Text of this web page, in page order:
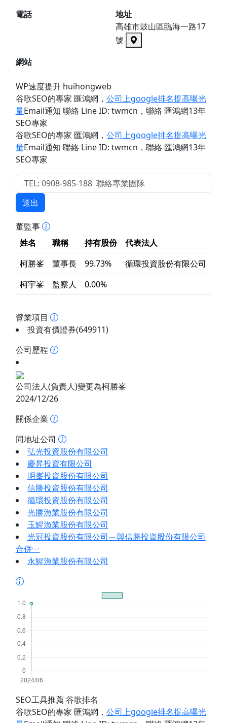
電話
地址
高雄市鼓山區臨海一路17
號
網站
WP速度提升 huihongweb
谷歌SEO的專家 匯鴻網 ， 公司上google排名提高曝光
量Email通知 聯絡 Line ID: twmcn ，聯絡 匯鴻網13年
SEO專家
谷歌SEO的專家 匯鴻網 ， 公司上google排名提高曝光
量Email通知 聯絡 Line ID: twmcn ，聯絡 匯鴻網13年
SEO專家
送出
董監事
姓名
職稱 持有股份
代表法人
柯勝峯
董事長 99.73%
循環投資股份有限公司
柯宇峯
監察人 0.00%
營業項目
投資有價證券(649911)
公司歷程
公司法人(負責人)變更為柯勝峯
2024/12/26
關係企業
同地址公司
弘光投資股份有限公司
慶昇投資有限公司
明峯投資股份有限公司
信勝投資股份有限公司
循環投資股份有限公司
光勝漁業股份有限公司
玉鯹漁業股份有限公司
光冠投資股份有限公司︹與信勝投資股份有限公司
合併︺
永鯹漁業股份有限公司
SEO工具推薦 谷歌排名
谷歌SEO的專家 匯鴻網 ， 公司上google排名提高曝光